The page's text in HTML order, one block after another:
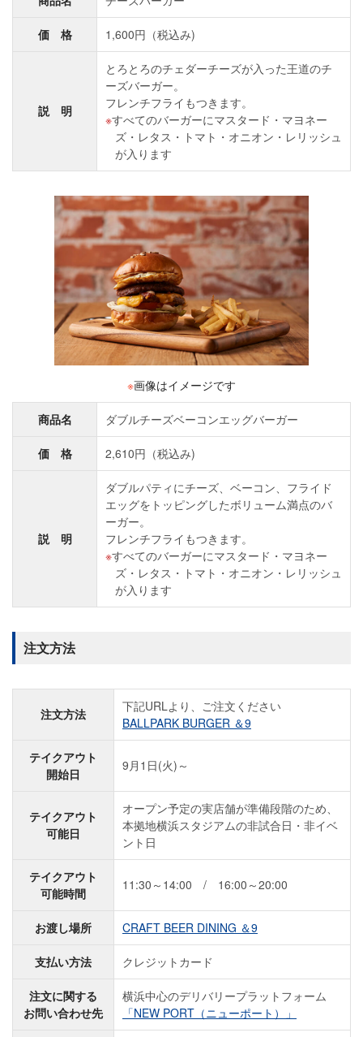
価 格 1,600円（税込み)
説 明
とろとろのチェダーチーズが入った王道のチ
ーズバーガー。
フレンチフライもつきます。
すべてのバーガーにマスタード・マヨネー
ズ・レタス・トマト・オニオン・レリッシュ
が入ります
※画像はイメージです
商品名 ダブルチーズベーコンエッグバーガー
価 格 2,610円（税込み)
説 明
ダブルパティにチーズ、ベーコン、フライド
エッグをトッピングしたボリューム満点のバ
ーガー。
フレンチフライもつきます。
すべてのバーガーにマスタード・マヨネー
ズ・レタス・トマト・オニオン・レリッシュ
が入ります
注文方法
注文方法
下記URLより、ご注文ください
BALLPARK BURGER ＆9
テイクアウト
開始日
9月1日(火)～
テイクアウト
可能日
オープン予定の実店舗が準備段階のため、
本拠地横浜スタジアムの非試合日・非イベ
ント日
テイクアウト
可能時間
11:30～14:00 / 16:00～20:00
お渡し場所 CRAFT BEER DINING ＆9
支払い方法 クレジットカード
注文に関する
お問い合わせ先
横浜中心のデリバリープラットフォーム
「NEW PORT（ニューポート）」